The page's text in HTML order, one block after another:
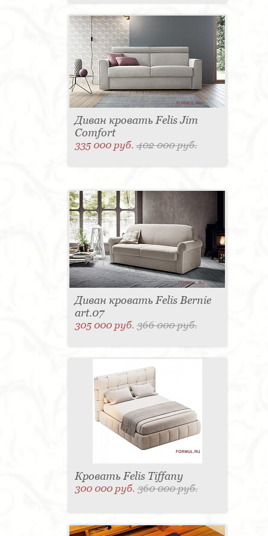
Диван кровать Felis Jim
Comfort
335 000 руб.402 000 руб.
Диван кровать Felis Bernie
art.07
305 000 руб.366 000 руб.
Кровать Felis Tiffany
300 000 руб.360 000 руб.